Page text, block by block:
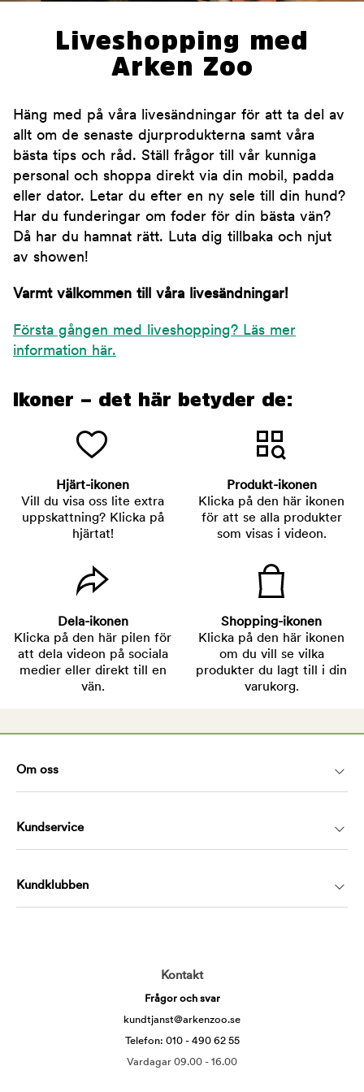
Liveshopping med
Arken Zoo
Häng med på våra livesändningar för att ta del av
allt om de senaste djurprodukterna samt våra
bästa tips och råd. Ställ frågor till vår kunniga
personal och shoppa direkt via din mobil, padda
eller dator. Letar du efter en ny sele till din hund?
Har du funderingar om foder för din bästa vän?
Då har du hamnat rätt. Luta dig tillbaka och njut
av showen!
Varmt välkommen till våra livesändningar!
Första gången med liveshopping? Läs mer
information här.
Ikoner – det här betyder de:
Hjärt-ikonen
Vill du visa oss lite extra
uppskattning? Klicka på
hjärtat!
Produkt-ikonen
Klicka på den här ikonen
för att se alla produkter
som visas i videon.
Dela-ikonen
Klicka på den här pilen för
att dela videon på sociala
medier eller direkt till en
vän.
Shopping-ikonen
Klicka på den här ikonen
om du vill se vilka
produkter du lagt till i din
varukorg.
Om oss
Kundservice
Kundklubben
Kontakt
Frågor och svar
kundtjanst@arkenzoo.se
Telefon: 010 - 490 62 55
Vardagar 09.00 - 16.00